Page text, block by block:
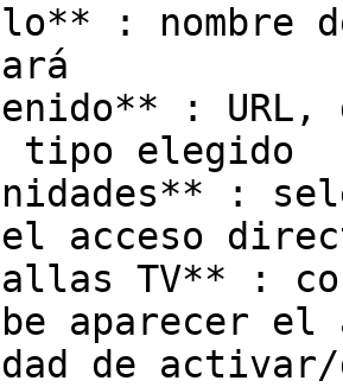
: nombre
: URL,
tipo elegido
:
acceso
TV** :
aparecer
de